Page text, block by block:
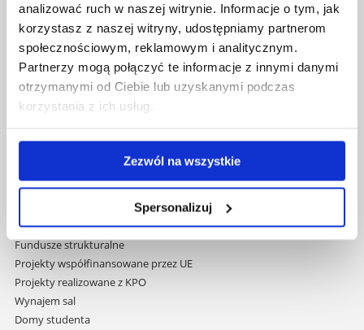
analizować ruch w naszej witrynie. Informacje o tym, jak
korzystasz z naszej witryny, udostępniamy partnerom
społecznościowym, reklamowym i analitycznym.
Partnerzy mogą połączyć te informacje z innymi danymi
otrzymanymi od Ciebie lub uzyskanymi podczas
korzystania z ich usług.
Zezwól na wszystkie
Spersonalizuj
Uniwersytet Rzeszowski
Al. Tadeusza Rejtana 16C
35-959 Rzeszów
Pomiń
nawigację
przejdź
treści
Polityka prywatności
Mapa serwisu
Studia podyplomowe
Zamówienia publiczne
Fundusze strukturalne
Projekty współfinansowane przez UE
Projekty realizowane z KPO
Wynajem sal
Domy studenta